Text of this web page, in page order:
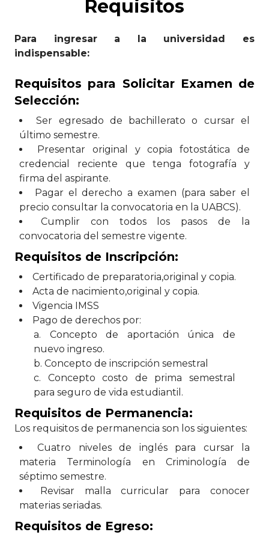
Requisitos
Para ingresar a la universidad es
indispensable:
Requisitos para Solicitar Examen de
Selección:
Ser egresado de bachillerato o cursar el
último semestre.
Presentar original y copia fotostática de
credencial reciente que tenga fotografía y
firma del aspirante.
Pagar el derecho a examen (para saber el
precio consultar la convocatoria en la UABCS).
Cumplir con todos los pasos de la
convocatoria del semestre vigente.
Requisitos de Inscripción:
Certificado de preparatoria,original y copia.
Acta de nacimiento,original y copia.
Vigencia IMSS
Pago de derechos por:
a. Concepto de aportación única de
nuevo ingreso.
b. Concepto de inscripción semestral
c. Concepto costo de prima semestral
para seguro de vida estudiantil.
Requisitos de Permanencia:
Los requisitos de permanencia son los siguientes:
Cuatro niveles de inglés para cursar la
materia Terminología en Criminología de
séptimo semestre.
Revisar malla curricular para conocer
materias seriadas.
Requisitos de Egreso: